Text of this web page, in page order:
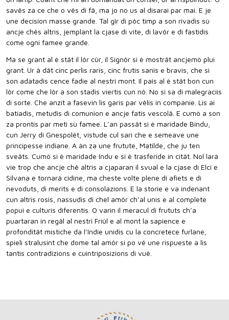
savês za ce che o vês di fâ, ma jo no us al disarai par mai. E je
une decision masse grande. Tal gîr di pôc timp a son rivadis sù
ancje chês altris, jemplant la cjase di vite, di lavôr e di fastidis
come ogni famee grande.
Ma se grant al è stât il lôr cûr, il Signôr si è mostrât ancjemò plui
grant. Ur à dât cinc perlis raris, cinc frutis sanis e bravis, che si
son adatadis cence fadie al nestri mont. Il paîs al è stât bon cun
lôr come che lôr a son stadis viertis cun nô. No si sa di malegraciis
di sorte. Che anzit a fasevin lis garis par vêlis in companie. Lis ai
batiadis, metudis di comunion e ancje fatis vescolâ. E cumò a son
za prontis par meti sù famee. L’an passât si è maridade Bindu,
cun Jerry di Gnespolêt, vistude cul sari che e semeave une
principesse indiane. A àn za une frutute, Matilde, che ju ten
sveâts. Cumò si è maridade Indu e si è trasferide in citât. Nol larà
vie trop che ancje chê altris a cjaparan il svual e la cjase di Elci e
Silvana e tornarà cidine, ma cheste volte plene di afiets e di
nevoduts, di merits e di consolazions. E la storie e va indenant
cun altris rosis, nassudis di chel amôr ch’al unis e al complete
popui e culturis diferentis. O varin il meracul di frututs ch’a
puartaran in regâl al nestri Friûl e al mont la sapience e
profonditât mistiche da l’Indie unidis cu la concretece furlane,
spieli stralusint che dome tal amôr si po vê une rispueste a lis
tantis contradizions e cuintriposizions di vuê.